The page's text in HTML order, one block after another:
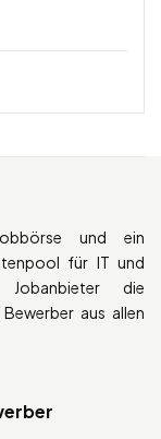
und ein
für IT und
die
aus allen